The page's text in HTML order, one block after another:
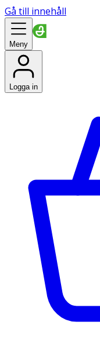
Gå till innehåll
Meny
Logga in